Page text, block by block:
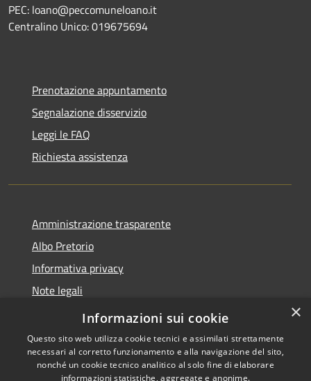
PEC: loano@peccomuneloano.it
Centralino Unico: 019675694
Prenotazione appuntamento
Segnalazione disservizio
Leggi le FAQ
Richiesta assistenza
Amministrazione trasparente
Albo Pretorio
Informativa privacy
Note legali
Dichiarazione di accessibilità
×
Informazioni sui cookie
Questo sito web utilizza cookie tecnici e assimilati strettamente
necessari al corretto funzionamento e alla navigazione del sito,
nonché un cookie tecnico analitico al solo fine di elaborare
informazioni statistiche, aggregate e anonime.